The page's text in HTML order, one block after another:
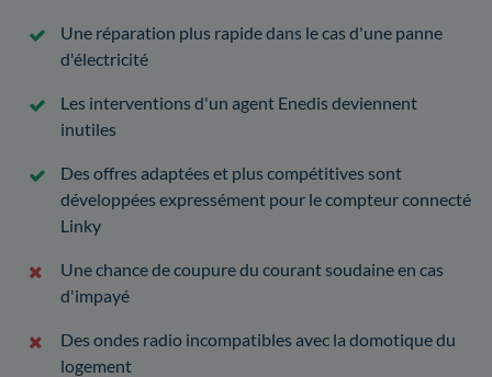
Une réparation plus rapide dans le cas d'une panne
d'électricité
Les interventions d'un agent Enedis deviennent
inutiles
Des offres adaptées et plus compétitives sont
développées expressément pour le compteur connecté
Linky
Une chance de coupure du courant soudaine en cas
d'impayé
Des ondes radio incompatibles avec la domotique du
logement